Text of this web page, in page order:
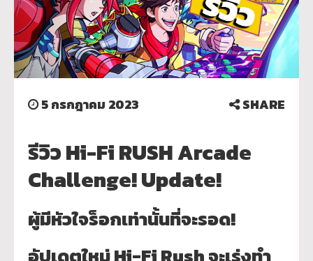
5 กรกฎาคม 2023 SHARE
รีวิว Hi-Fi RUSH Arcade
Challenge! Update!
ผู้มีหัวใจร็อกเท่านั้นที่จะรอด!
อัปเดตใหม่ Hi-Fi Rushจะเร่งทำ